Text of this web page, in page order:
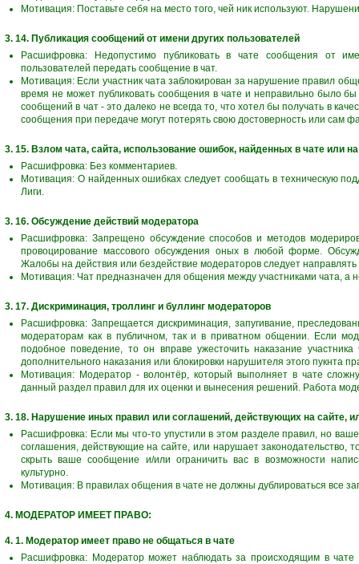
Мотивация: Поставьте себя на место того, чей ник используют.
3. 14. Публикация сообщений от имени других пользователей
Расшифровка: Недопустимо публиковать в чате сообщения от
пользователей передать сообщение в чат.
Мотивация: Если участник чата заблокирован за нарушение правил
время не может публиковать сообщения в чате и неправильно было
сообщений в чат - это далеко не всегда то, что хотел бы получать в
сообщения при передаче могут потерять свою достоверность или сам
3. 15. Взлом чата, сайта, использование ошибок, найденных в чате или
Расшифровка: Без комментариев.
Мотивация: О найденных ошибках следует сообщать в техническую
Лиги.
3. 16. Обсуждение действий модератора
Расшифровка: Запрещено обсуждение способов и методов
провоцирование массового обсуждения оных в любой форме.
Жалобы на действия или бездействие модераторов следует направлять
Мотивация: Чат предназначен для общения между участниками чата, а
3. 17. Дискриминация, троллинг и буллинг модераторов
Расшифровка: Запрещается дискриминация, запугивание,
модераторам как в публичном, так и в приватном общении. Если
подобное поведение, то он вправе ужесточить наказание
дополнительного наказания или блокировки нарушителя этого пукнта
Мотивация: Модератор - волонтёр, который выполняет в чате
данный раздел правил для их оценки и вынесения решений. Работа
3. 18. Нарушение иных правил или соглашений, действующих на сайте,
Расшифровка: Если мы что-то упустили в этом разделе правил, но
соглашения, действующие на сайте, или нарушает законодательство,
скрыть ваше сообщение и/или ограничить вас в возможности
культурно.
Мотивация: В правилах общения в чате не должны дублироваться все
4. МОДЕРАТОР ИМЕЕТ ПРАВО:
4. 1. Модератор имеет право не общаться в чате
Расшифровка: Модератор может наблюдать за происходящим в